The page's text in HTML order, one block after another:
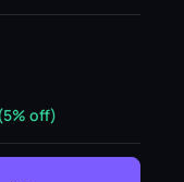
off)